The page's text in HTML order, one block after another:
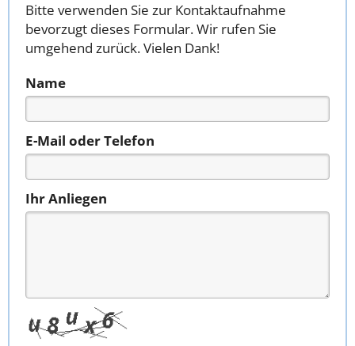
Bitte verwenden Sie zur Kontaktaufnahme
bevorzugt dieses Formular. Wir rufen Sie
umgehend zurück. Vielen Dank!
Name
E-Mail oder Telefon
Ihr Anliegen